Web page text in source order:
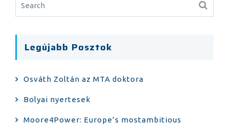
Legújabb Posztok
Osváth Zoltán az MTA doktora
Bolyai nyertesek
Moore4Power: Europe’s mostambitious